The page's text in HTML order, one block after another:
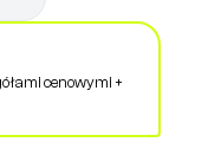
cenowymi +